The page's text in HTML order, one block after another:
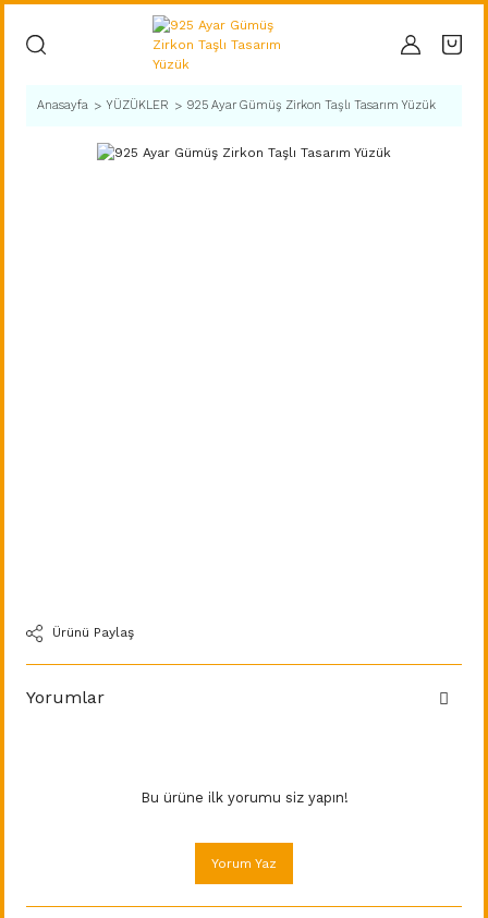
Anasayfa YÜZÜKLER 925 Ayar Gümüş Zirkon Taşlı Tasarım Yüzük
Ürünü Paylaş
Yorumlar
Bu ürüne ilk yorumu siz yapın!
Yorum Yaz